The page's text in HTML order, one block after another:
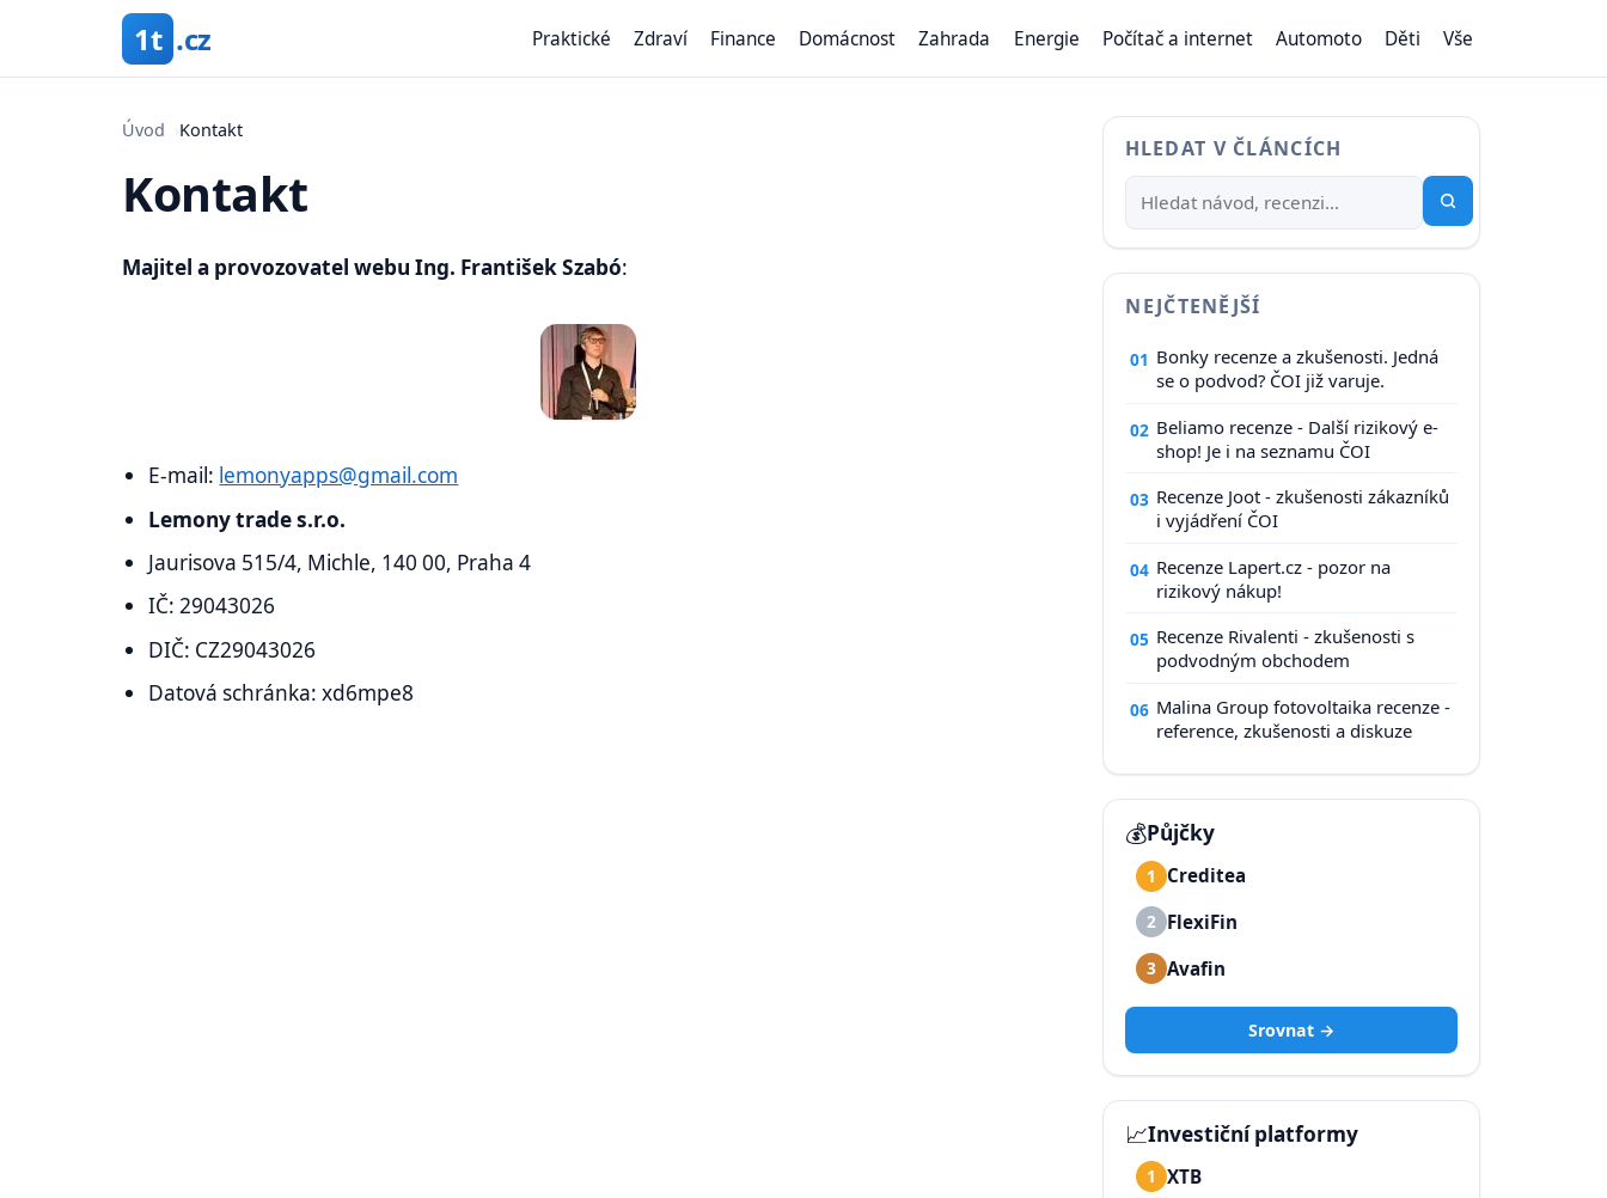
1t .cz Praktické Zdraví Finance Domácnost Zahrada Energie Počítač a internet Automoto Děti Vše
Úvod ›Kontakt
Kontakt
Majitel a provozovatel webu Ing. František Szabó:
E-mail: lemonyapps@gmail.com
Lemony trade s.r.o.
Jaurisova 515/4, Michle, 140 00, Praha 4
IČ: 29043026
DIČ: CZ29043026
Datová schránka: xd6mpe8
HLEDAT V ČLÁNCÍCH
NEJČTENĚJŠÍ
01 Bonky recenze a zkušenosti. Jedná
se o podvod? ČOI již varuje.
02 Beliamo recenze - Další rizikový e-
shop! Je i na seznamu ČOI
03 Recenze Joot - zkušenosti zákazníků
i vyjádření ČOI
04 Recenze Lapert.cz - pozor na
rizikový nákup!
05 Recenze Rivalenti - zkušenosti s
podvodným obchodem
06 Malina Group fotovoltaika recenze -
reference, zkušenosti a diskuze
💰Půjčky
1 Creditea
2 FlexiFin
3 Avafin
Srovnat →
📈Investiční platformy
1 XTB